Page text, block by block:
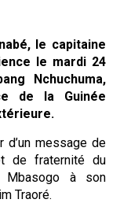
le capitaine
le mardi 24
Nchuchuma,
de la Guinée
d’un message de
de fraternité du
Mbasogo à son
Traoré.